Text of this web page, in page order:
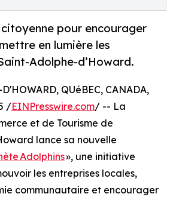
pour encourager
en lumière les
Adolphe-d’Howard.
QUéBEC, CANADA,
/EINPresswire.com/ -- La
et de Tourisme de
lance sa nouvelle
Adolphins», une initiative
les entreprises locales,
communautaire et encourager